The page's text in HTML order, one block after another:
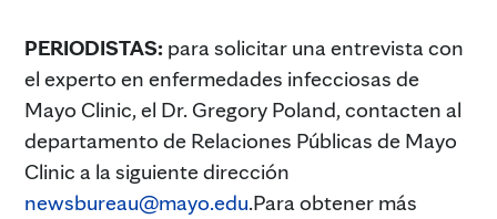
PERIODISTAS: para solicitar una entrevista con
el experto en enfermedades infecciosas de
Mayo Clinic, el Dr. Gregory Poland, contacten al
departamento de Relaciones Públicas de Mayo
Clinic a la siguiente dirección
newsbureau@mayo.edu.Para obtener más